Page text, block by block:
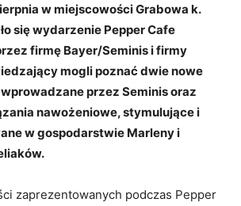
w miejscowości Grabowa k.
się wydarzenie Pepper Cafe
firmę Bayer/Seminis i firmy
mogli poznać dwie nowe
przez Seminis oraz
nawożeniowe, stymulujące i
w gospodarstwie Marleny i
zaprezentowanych podczas Pepper